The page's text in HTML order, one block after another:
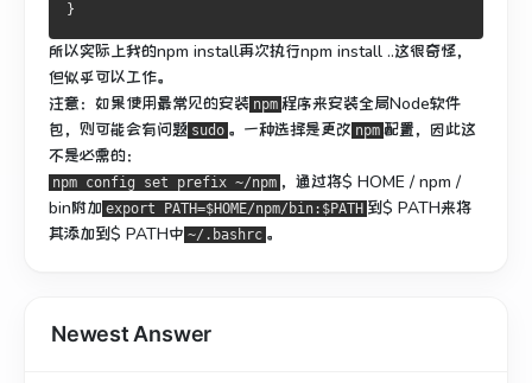
}
所以实际上我的npm install再次执行npm install ..这很奇怪，
但似乎可以工作。
注意： 如果使用最常见的安装 npm 程序来安装全局Node软件
包， 则可能会有问题 sudo 。 一种选择是更改 npm 配置，因此这
不是必需的：
npm config set prefix ~/npm ，通过将$ HOME / npm /
bin附加 export PATH=$HOME/npm/bin:$PATH 到$ PATH来将
其添加到$ PATH中 ~/.bashrc 。
Newest Answer